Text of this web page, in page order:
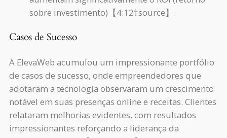
sobre investimento)【4:12†source】.
Casos de Sucesso
A ElevaWeb acumulou um impressionante portfólio
de casos de sucesso, onde empreendedores que
adotaram a tecnologia observaram um crescimento
notável em suas presenças online e receitas. Clientes
relataram melhorias evidentes, com resultados
impressionantes reforçando a liderança da